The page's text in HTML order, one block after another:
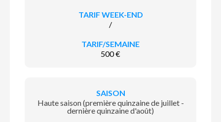
/
500 €
Haute saison (première quinzaine de juillet -
dernière quinzaine d'août)